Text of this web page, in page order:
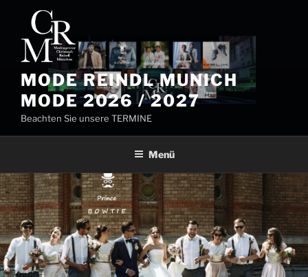
springen
MODE REINDL MUNICH
MODE 2026 / 2027
Beachten Sie unsere TERMINE
Menü